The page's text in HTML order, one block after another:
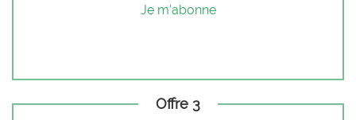
Je m'abonne
Offre 3